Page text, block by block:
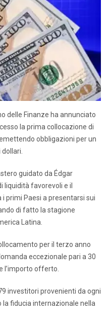
delle Finanze ha annunciato
la prima collocazione di
obbligazioni per un
guidato da Édgar
liquidità favorevoli e il
primi Paesi a presentarsi sui
di fatto la stagione
Latina.
per il terzo anno
eccezionale pari a 30
l’importo offerto.
investitori provenienti da ogni
fiducia internazionale nella